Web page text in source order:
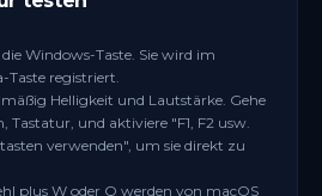
Windows-Taste. Sie wird im
Taste registriert.
Helligkeit und Lautstärke. Gehe
Tastatur, und aktiviere "F1, F2 usw.
verwenden", um sie direkt zu
plus W oder Q werden von macOS